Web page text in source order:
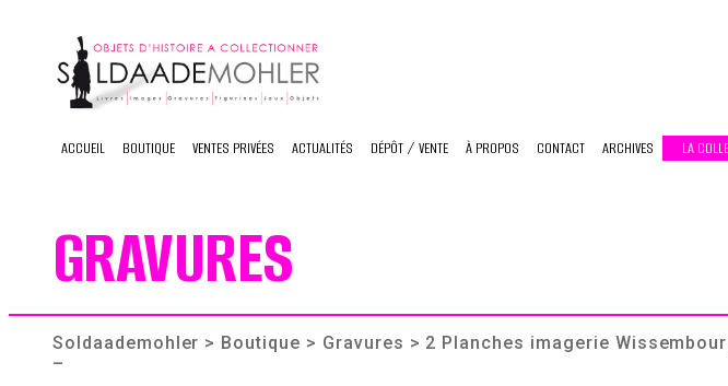
content
ACCUEIL BOUTIQUE VENTES PRIVÉES ACTUALITÉS DÉPÔT / VENTE À PROPOS CONTACT ARCHIVES LA
GRAVURES
Soldaademohler > Boutique > Gravures > 2 Planches imagerie
–